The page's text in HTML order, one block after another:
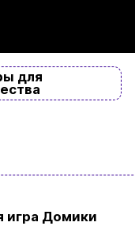
для
игра Домики